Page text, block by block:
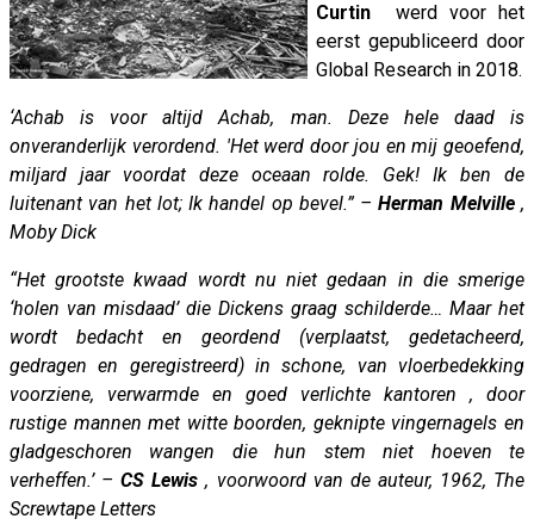
Curtin werd voor het
eerst gepubliceerd door
Global Research in 2018.
‘Achab is voor altijd Achab, man. Deze hele daad is
onveranderlijk verordend. 'Het werd door jou en mij geoefend,
miljard jaar voordat deze oceaan rolde. Gek! Ik ben de
luitenant van het lot; Ik handel op bevel.” –Herman Melville,
Moby Dick
“Het grootste kwaad wordt nu niet gedaan in die smerige
‘holen van misdaad’ die Dickens graag schilderde… Maar het
wordt bedacht en geordend (verplaatst, gedetacheerd,
gedragen en geregistreerd) in schone, van vloerbedekking
voorziene, verwarmde en goed verlichte kantoren , door
rustige mannen met witte boorden, geknipte vingernagels en
gladgeschoren wangen die hun stem niet hoeven te
verheffen.’ –CS Lewis , voorwoord van de auteur, 1962, The
Screwtape Letters